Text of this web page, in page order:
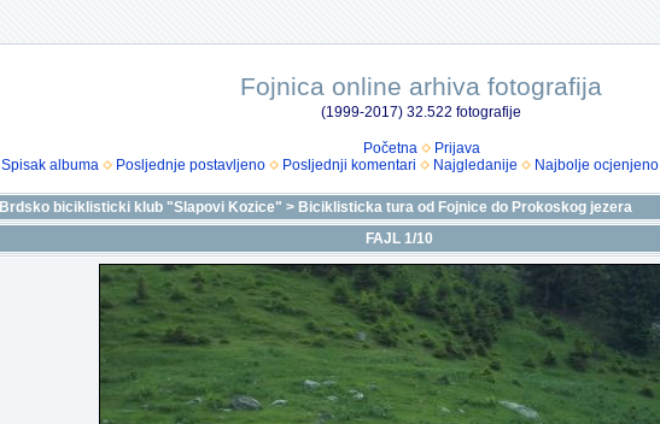
Fojnica online arhiva fotografija
(1999-2017) 32.522 fotografije
Početna
Prijava
Spisak albuma
Posljednje postavljeno Posljednji komentari Najgledanije Najbolje ocjenjeno
Brdsko biciklisticki klub "Slapovi Kozice" > Biciklisticka tura od Fojnice do Prokoskog jezera
FAJL 1/10